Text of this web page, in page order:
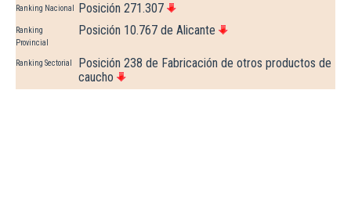
Ranking Nacional Posición 271.307
Ranking
Provincial
Posición 10.767 de Alicante
Ranking Sectorial
Posición 238 de Fabricación de otros productos de
caucho